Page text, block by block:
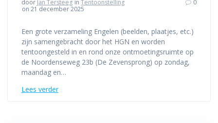
door Jan Tersteeg inTentoonstelling
on 21 december 2025
0
Een grote verzameling Engelen (beelden, plaatjes, etc.)
zijn samengebracht door het HGN en worden
tentoongesteld in en rond onze ontmoetingsruimte op
de Noordenseweg 23b (De Zevensprong) op zondag,
maandag en…
Lees verder